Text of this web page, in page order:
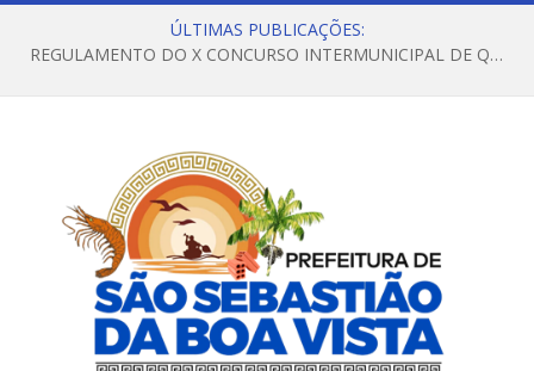
ÚLTIMAS PUBLICAÇÕES:
REGULAMENTO DO X CONCURSO INTERMUNICIPAL DE QUADRILHAS JUNINAS – 2026 – ARRAIÁ DA VENEZA